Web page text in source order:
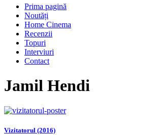
Prima pagină
Noutăți
Home Cinema
Recenzii
Topuri
Interviuri
Contact
Jamil Hendi
Vizitatorul (2016)